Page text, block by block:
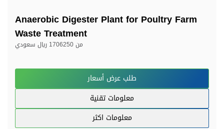
Anaerobic Digester Plant for Poultry Farm
Waste Treatment
من1706250 ريال سعودي
طلب عرض أسعار
معلومات تقنية
معلومات اكثر